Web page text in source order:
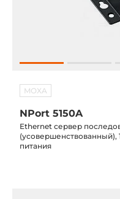
MOXA
NPort 5150A
Ethernet сервер
(усовершенствованный),
питания